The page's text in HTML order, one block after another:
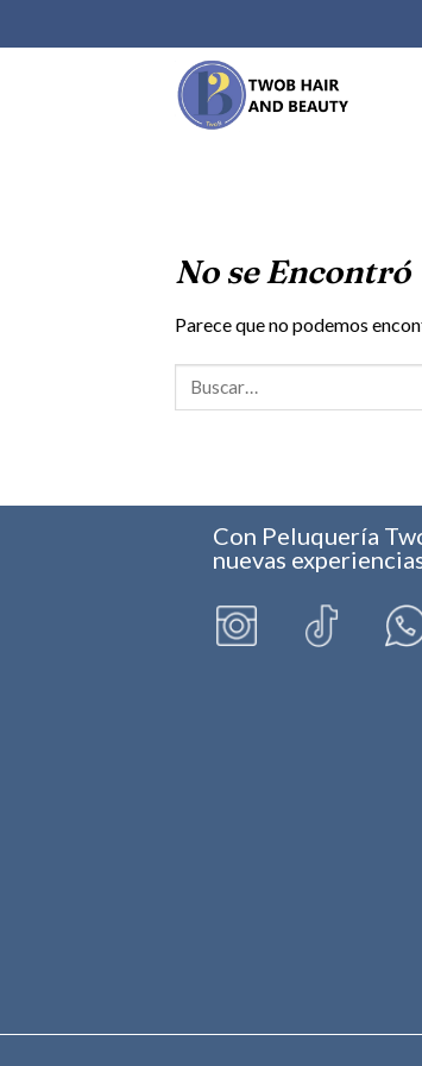
al
No se Encontró
Parece que no podemos
Con Peluquería
nuevas